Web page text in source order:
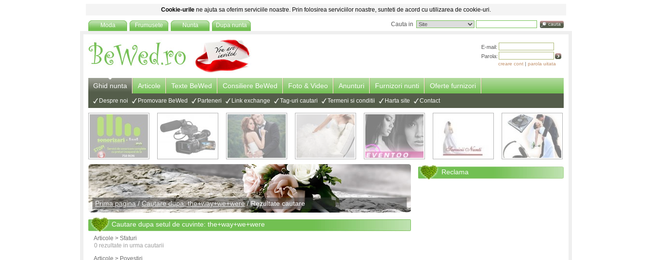
Cookie-urile ne ajuta sa oferim serviciile noastre. Prin folosirea serviciilor noastre, sunteti de acord cu utilizarea de cookie-uri.
Moda Frumusete Nunta Dupa nunta Cauta in cauta
E-mail:
Parola:
creare cont | parola uitata
Ghid nunta Articole Texte BeWed Consiliere BeWed Foto & Video Anunturi Furnizori nunti Oferte furnizori
Despre noi Promovare BeWed Parteneri Link exchange Tag-uri cautari Termeni si conditii Harta site Contact
Prima pagina/Cautare dupa: the+way+we+were/ Rezultate cautare
Cautare dupa setul de cuvinte: the+way+we+were
Articole > Sfaturi
0 rezultate in urma cautarii
Articole > Povestiri
Reclama